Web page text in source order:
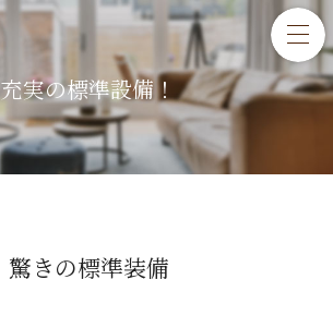
充実の標準設備！
驚きの標準装備